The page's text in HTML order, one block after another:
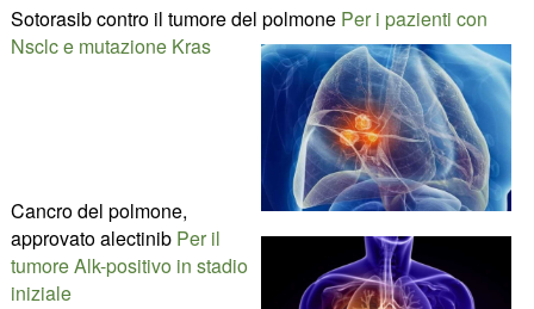
Sotorasib contro il tumore del polmone Per i pazienti con
Nsclc e mutazione Kras
Cancro del polmone,
approvato alectinib Per il
tumore Alk-positivo in stadio
iniziale